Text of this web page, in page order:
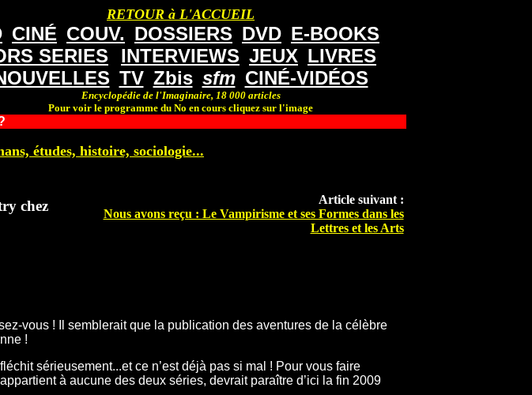
RETOUR à L'ACCUEIL
CINÉ COUV. DOSSIERS DVD E-BOOKS
SERIES
INTERVIEWS JEUX LIVRES
TV Zbis sfm CINÉ-VIDÉOS
Encyclopédie de l'Imaginaire, 18 000 articles
Pour voir le programme du No en cours cliquez sur l'image
études, histoire, sociologie...
chez
Article suivant :
Nous avons reçu : Le Vampirisme et ses Formes dans les
Lettres et les Arts
vous ! Il semblerait que la publication des aventures de la célèbre
!
sérieusement...et ce n’est déjà pas si mal ! Pour vous faire
à aucune des deux séries, devrait paraître d’ici la fin 2009